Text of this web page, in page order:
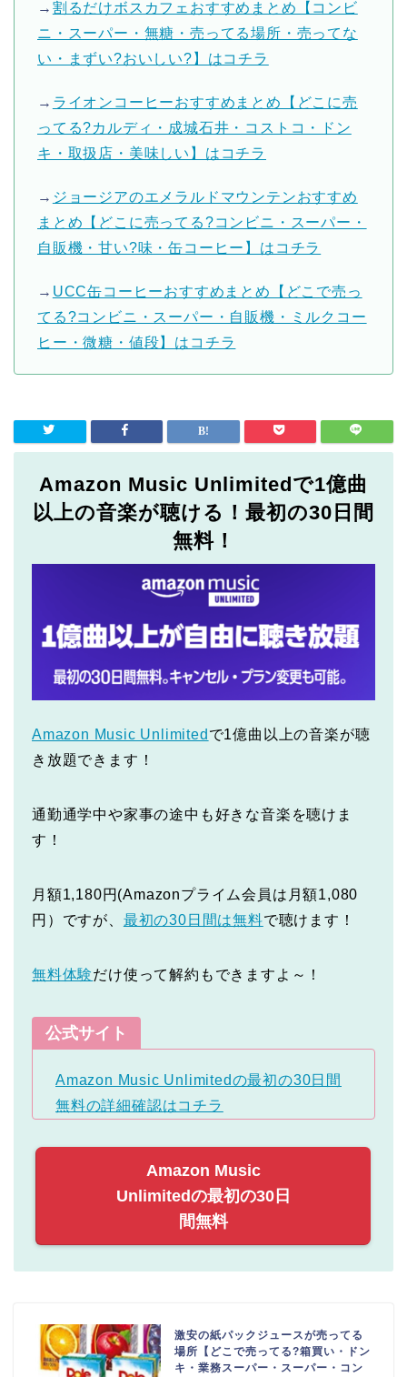
→ 割るだけボスカフェおすすめまとめ【コンビ
ニ・スーパー・無糖・売ってる場所・売ってな
い・まずい?おいしい?】はコチラ
→ ライオンコーヒーおすすめまとめ【どこに売
ってる?カルディ・成城石井・コストコ・ドン
キ・取扱店・美味しい】はコチラ
→ ジョージアのエメラルドマウンテンおすすめ
まとめ【どこに売ってる?コンビニ・スーパー・
自販機・甘い?味・缶コーヒー】はコチラ
→ UCC缶コーヒーおすすめまとめ【どこで売っ
てる?コンビニ・スーパー・自販機・ミルクコー
ヒー・微糖・値段】はコチラ
Amazon Music Unlimitedで1億曲
以上の音楽が聴ける！最初の30日間
無料！
Amazon Music Unlimited で1億曲以上の音楽が聴
き放題できます！
通勤通学中や家事の途中も好きな音楽を聴けま
す！
月額1,180円(Amazonプライム会員は月額1,080
円）ですが、 最初の30日間は無料で聴けます！
無料体験だけ使って解約もできますよ～！
公式サイト
Amazon Music Unlimitedの最初の30日間
無料の詳細確認はコチラ
Amazon Music
Unlimitedの最初の30日
間無料
激安の紙パックジュースが売ってる
場所【どこで売ってる?箱買い・ドン
キ・業務スーパー・スーパー・コン